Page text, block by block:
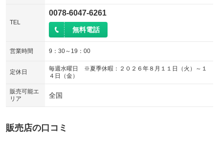
TEL
0078-6047-6261
無料電話
営業時間 9：30～19：00
定休日
毎週水曜日 ※夏季休暇：２０２６年８月１１日（火）～１
４日（金）
販売可能エ
リア
全国
販売店の口コミ